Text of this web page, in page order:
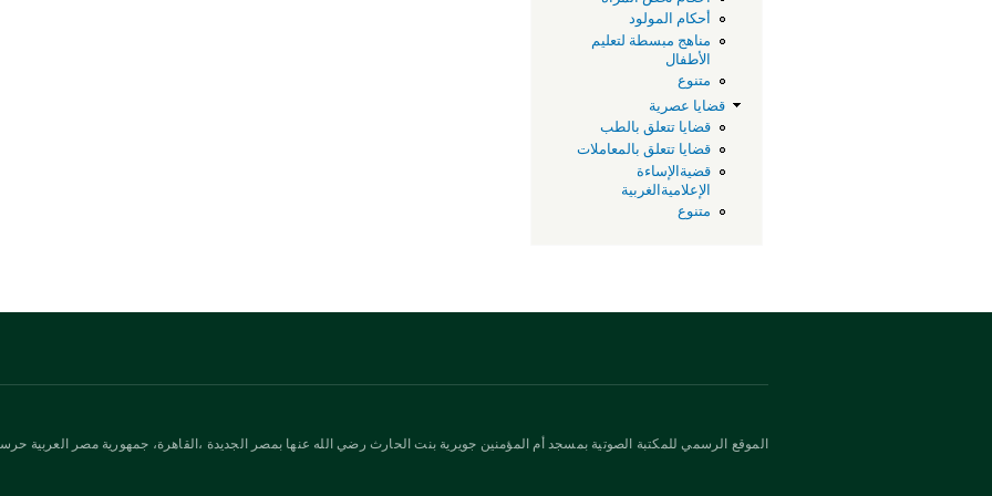
أحكام المولود
مناهج مبسطة لتعليم
الأطفال
متنوع
قضايا عصرية
قضايا تتعلق بالطب
قضايا تتعلق بالمعاملات
قضيةالإساءة
الإعلاميةالغربية
متنوع
الموقع الرسمي للمكتبة الصوتية بمسجد أم المؤمنين جويرية بنت الحارث رضي الله عنها بمصر الجديدة ،القاهرة، جمهورية مصر العربية